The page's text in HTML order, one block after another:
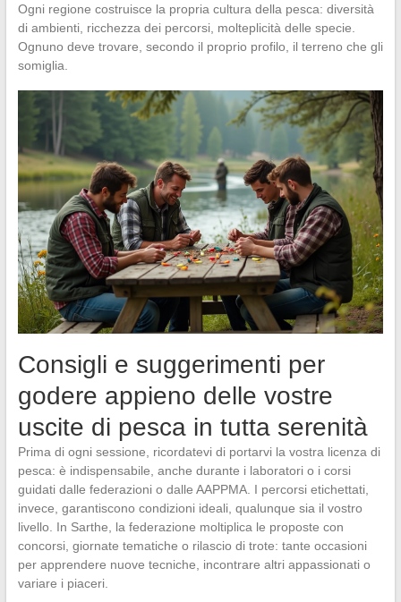
Ogni regione costruisce la propria cultura della pesca: diversità
di ambienti, ricchezza dei percorsi, molteplicità delle specie.
Ognuno deve trovare, secondo il proprio profilo, il terreno che gli
somiglia.
Consigli e suggerimenti per
godere appieno delle vostre
uscite di pesca in tutta serenità
Prima di ogni sessione, ricordatevi di portarvi la vostra licenza di
pesca: è indispensabile, anche durante i laboratori o i corsi
guidati dalle federazioni o dalle AAPPMA. I percorsi etichettati,
invece, garantiscono condizioni ideali, qualunque sia il vostro
livello. In Sarthe, la federazione moltiplica le proposte con
concorsi, giornate tematiche o rilascio di trote: tante occasioni
per apprendere nuove tecniche, incontrare altri appassionati o
variare i piaceri.